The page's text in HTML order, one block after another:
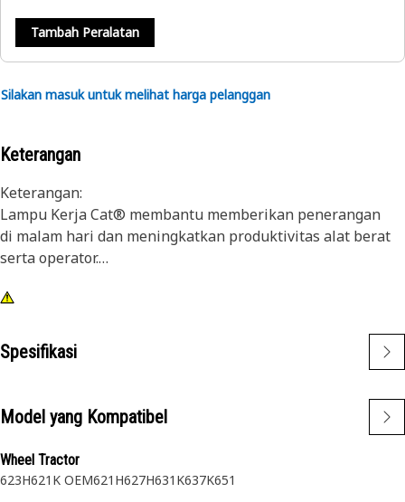
Tambah Peralatan
Silakan masuk untuk melihat harga pelanggan
Keterangan
Keterangan:
Lampu Kerja Cat® membantu memberikan penerangan
di malam hari dan meningkatkan produktivitas alat berat
serta operator.
Atribut:
tingkat getaran yang tinggi dari alat berat besar dan kecil
2)Lampu Cat dapat disesuaikan dengan alat berat lain di
Aplikasi:
Didesain untuk digunakan dalam kondisi yang sangat
berat.
Spesifikasi
Model yang Kompatibel
Wheel Tractor
623H621K OEM621H627H631K637K651